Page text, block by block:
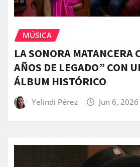
MÚSICA
LA SONORA MATANCERA
AÑOS DE LEGADO” CON
ÁLBUM HISTÓRICO
Yelindi Pérez Jun 6, 2026